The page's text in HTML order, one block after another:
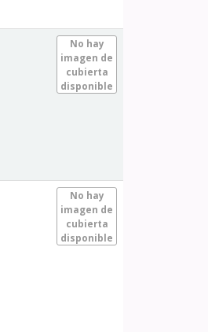
No hay
imagen de
cubierta
disponible
No hay
imagen de
cubierta
disponible